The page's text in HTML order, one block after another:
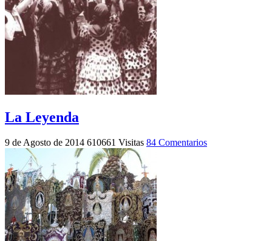
La Leyenda
9 de Agosto de 2014 610661 Visitas 84 Comentarios